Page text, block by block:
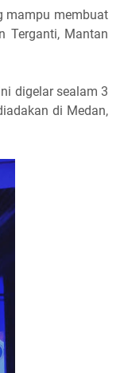
mampu membuat
Terganti, Mantan
digelar sealam 3
di Medan,